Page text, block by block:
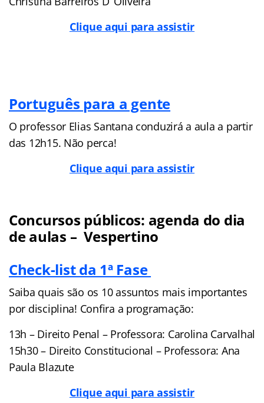
Clique aqui para assistir
Português para a gente
O professor Elias Santana conduzirá a aula a partir
das 12h15. Não perca!
Clique aqui para assistir
Concursos públicos: agenda do dia
de aulas – Vespertino
Check-list da 1ª Fase
Saiba quais são os 10 assuntos mais importantes
por disciplina! Confira a programação:
13h – Direito Penal – Professora: Carolina Carvalhal
15h30 – Direito Constitucional – Professora: Ana
Paula Blazute
Clique aqui para assistir